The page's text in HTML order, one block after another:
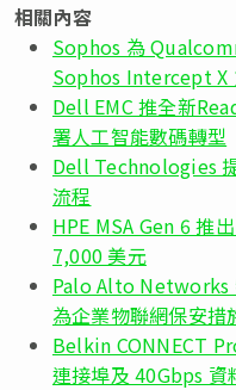
相關內容
Sophos 為
Sophos Intercept X
Dell EMC 推全新
署人工智能數碼轉型
Dell Technologies
流程
HPE MSA Gen 6 推
7,000 美元
Palo Alto Networks
為企業物聯網保安措
Belkin CONNECT
連接埠及 40Gbps 資